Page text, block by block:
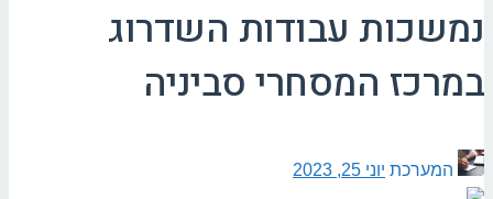
נמשכות עבודות השדרוג
במרכז המסחרי סביניה
המערכת יוני 25, 2023